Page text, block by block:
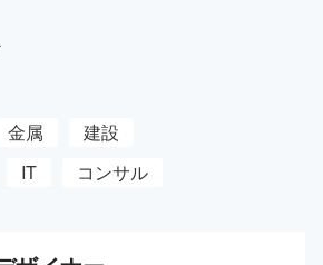
金属
建設
IT コンサル